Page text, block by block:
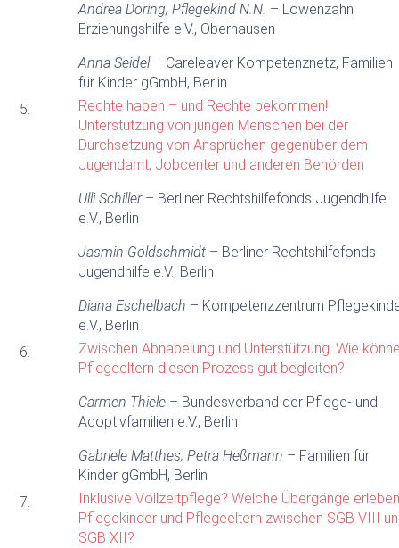
Andrea Döring, Pflegekind N.N. – Löwenzahn
Erziehungshilfe e.V., Oberhausen
Anna Seidel – Careleaver Kompetenznetz, Familien
für Kinder gGmbH, Berlin
5.
Rechte haben – und Rechte bekommen!
Unterstützung von jungen Menschen bei der
Durchsetzung von Ansprüchen gegenüber dem
Jugendamt, Jobcenter und anderen Behörden
Ulli Schiller – Berliner Rechtshilfefonds Jugendhilfe
e.V., Berlin
Jasmin Goldschmidt – Berliner Rechtshilfefonds
Jugendhilfe e.V., Berlin
Diana Eschelbach – Kompetenzzentrum
e.V., Berlin
6.
Zwischen Abnabelung und Unterstützung. Wie
Pflegeeltern diesen Prozess gut begleiten?
Carmen Thiele – Bundesverband der Pflege- und
Adoptivfamilien e.V., Berlin
Gabriele Matthes, Petra Heßmann – Familien für
Kinder gGmbH, Berlin
7.
Inklusive Vollzeitpflege? Welche Übergänge erleben
Pflegekinder und Pflegeeltern zwischen SGB VIII
SGB XII?